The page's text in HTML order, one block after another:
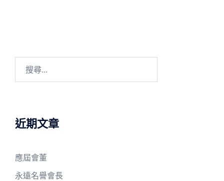
字:
近期文章
應屆會董
永遠名譽會長